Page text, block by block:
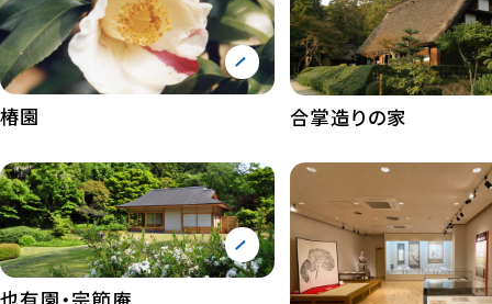
椿園 合掌造りの家